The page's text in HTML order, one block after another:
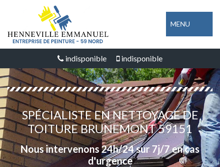
MENU
indisponible indisponible
SPÉCIALISTE EN NETTOYAGE DE
TOITURE BRUNEMONT 59151
Nous intervenons 24h/24 sur 7j/7 en cas
d'urgence